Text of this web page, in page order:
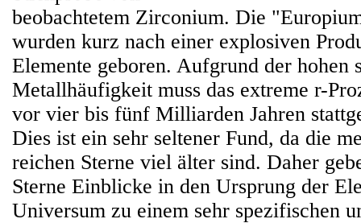
beobachtetem Zirconium. Die
wurden kurz nach einer explosiven
Elemente geboren. Aufgrund der hohen
Metallhäufigkeit muss das extreme r-
vor vier bis fünf Milliarden Jahren
Dies ist ein sehr seltener Fund, da die
reichen Sterne viel älter sind. Daher
Sterne Einblicke in den Ursprung der
Universum zu einem sehr spezifischen